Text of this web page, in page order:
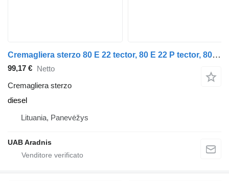
Cremagliera sterzo 80 E 22 tector, 80 E 22 P tector, 80 E 22FP tector per camion IVECO EuroCargo I-III
99,17 € Netto
Cremagliera sterzo
diesel
Lituania, Panevėžys
UAB Aradnis